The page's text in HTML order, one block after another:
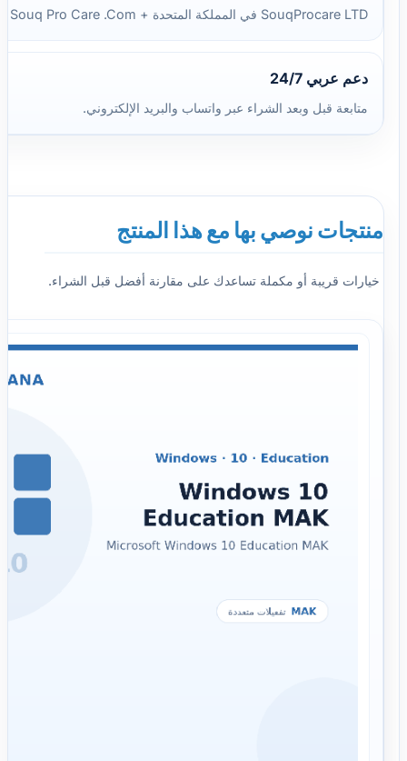
SouqProcare LTD في المملكة المتحدة + Souq Pro Care .Com في مصر.
دعم عربي 24/7
متابعة قبل وبعد الشراء عبر واتساب والبريد الإلكتروني.
منتجات نوصي بها مع هذا المنتج
خيارات قريبة أو مكملة تساعدك على مقارنة أفضل قبل الشراء.